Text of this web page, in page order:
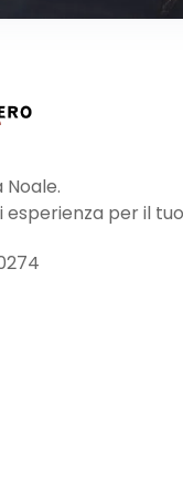
Noale.
esperienza per il